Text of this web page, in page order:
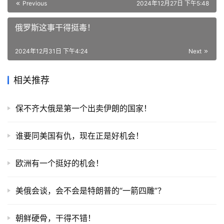
Previous 2024年12月27日 下午5:48
俄罗斯这事干得挺毒！
Next
2024年12月31日 下午4:24
相关推荐
保不齐大俄是第一个出卖伊朗的国家！
谁要同美国有仇，现在正是好机会！
欧洲有一个挺好的机会！
美俄会谈，会不会是特朗普的“一箭四雕”？
朝鲜硬骨，干得不错！